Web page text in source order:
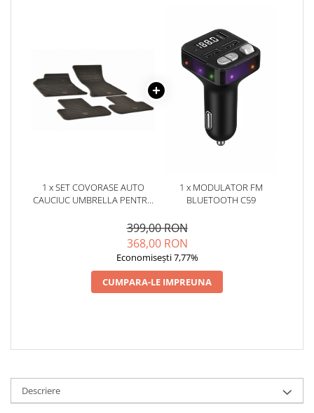
1 x SET COVORASE AUTO
CAUCIUC UMBRELLA PENTRU
1 x MODULATOR FM
BLUETOOTH C59
399,00 RON
368,00 RON
Economisești 7,77%
CUMPARA-LE IMPREUNA
Descriere